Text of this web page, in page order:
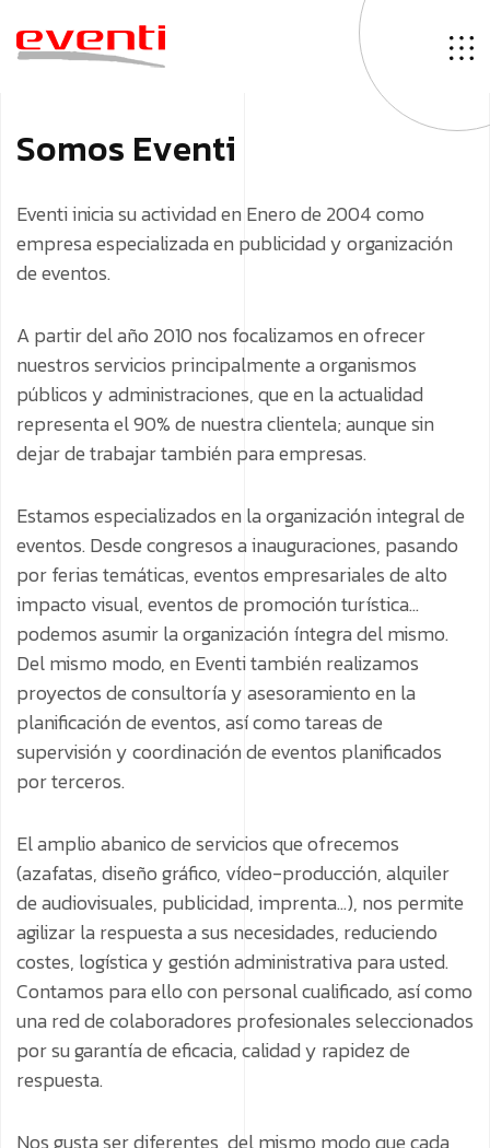
Somos Eventi
Eventi inicia su actividad en Enero de 2004 como
empresa especializada en publicidad y organización
de eventos.
A partir del año 2010 nos focalizamos en ofrecer
nuestros servicios principalmente a organismos
públicos y administraciones, que en la actualidad
representa el 90% de nuestra clientela; aunque sin
dejar de trabajar también para empresas.
Estamos especializados en la organización integral de
eventos. Desde congresos a inauguraciones, pasando
por ferias temáticas, eventos empresariales de alto
impacto visual, eventos de promoción turística...
podemos asumir la organización íntegra del mismo.
Del mismo modo, en Eventi también realizamos
proyectos de consultoría y asesoramiento en la
planificación de eventos, así como tareas de
supervisión y coordinación de eventos planificados
por terceros.
El amplio abanico de servicios que ofrecemos
(azafatas, diseño gráfico, vídeo-producción, alquiler
de audiovisuales, publicidad, imprenta...), nos permite
agilizar la respuesta a sus necesidades, reduciendo
costes, logística y gestión administrativa para usted.
Contamos para ello con personal cualificado, así como
una red de colaboradores profesionales seleccionados
por su garantía de eficacia, calidad y rapidez de
respuesta.
Nos gusta ser diferentes, del mismo modo que cada